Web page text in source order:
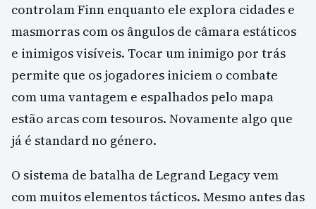
controlam Finn enquanto ele explora cidades e
masmorras com os ângulos de câmara estáticos
e inimigos visíveis. Tocar um inimigo por trás
permite que os jogadores iniciem o combate
com uma vantagem e espalhados pelo mapa
estão arcas com tesouros. Novamente algo que
já é standard no género.
O sistema de batalha de Legrand Legacy vem
com muitos elementos tácticos. Mesmo antes das